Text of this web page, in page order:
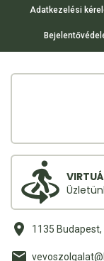
Adatkezelési
1135 Budapest,